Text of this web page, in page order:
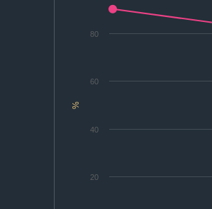
%
20
40
60
80